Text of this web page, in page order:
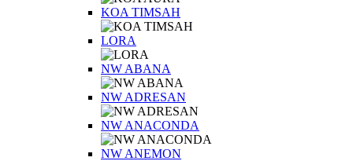
KOA TIMSAH
LORA
NW ABANA
NW ADRESAN
NW ANACONDA
NW ANEMON